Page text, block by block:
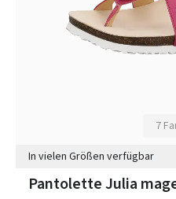
7
In vielen Größen verfügbar
Pantolette Julia